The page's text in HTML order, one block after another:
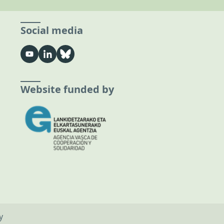
Social media
Website funded by